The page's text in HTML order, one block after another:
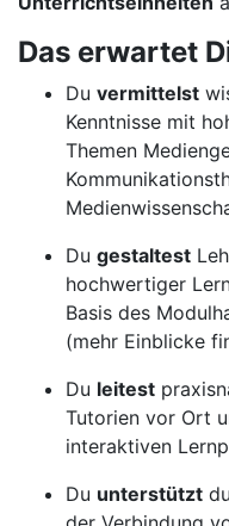
Das erwartet
Du vermittelst
Kenntnisse mit
Themen
Du gestaltest
hochwertiger
Basis des
(mehr Einblicke
Du leitest
Tutorien vor Ort
interaktiven
Du unterstützt